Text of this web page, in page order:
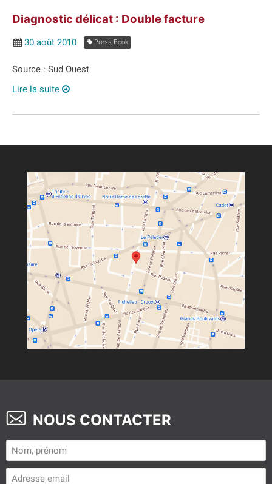
Diagnostic délicat : Double facture
30 août 2010 Press Book
Source : Sud Ouest
Lire la suite
NOUS CONTACTER